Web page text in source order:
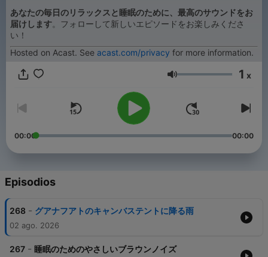
あなたの毎日のリラックスと睡眠のために、最高のサウンドをお
届けします。フォローして新しいエピソードをお楽しみくださ
い！
Hosted on Acast. See acast.com/privacy for more information.
Volumen 1 x
00:00 00:00
Episodios
268 - グアナフアトのキャンバステントに降る雨
02 ago. 2026
267 - 睡眠のためのやさしいブラウンノイズ